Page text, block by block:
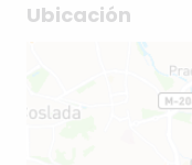
Ubicación